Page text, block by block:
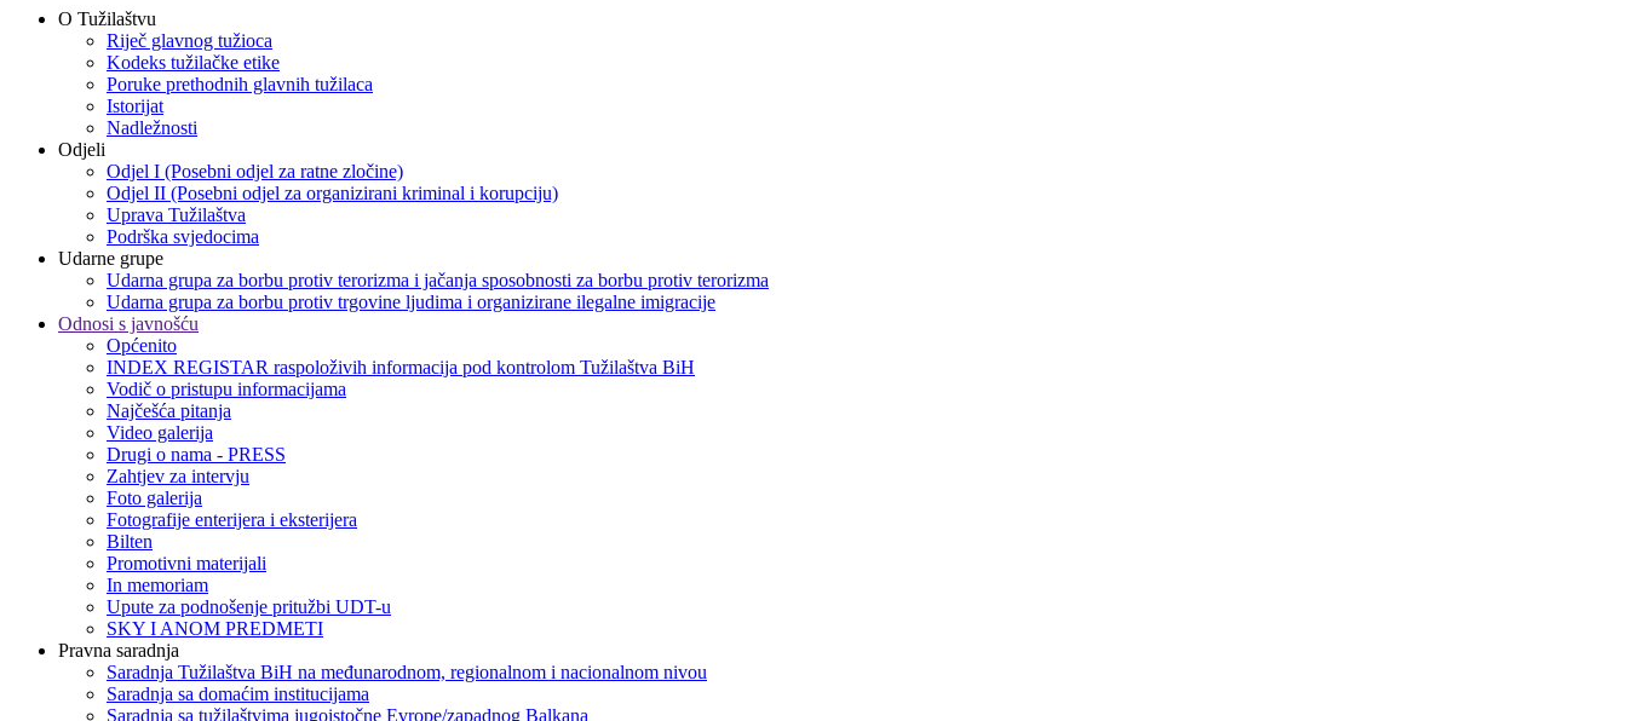
O Tužilaštvu
Riječ glavnog tužioca
Kodeks tužilačke etike
Poruke prethodnih glavnih tužilaca
Istorijat
Nadležnosti
Odjeli
Odjel I (Posebni odjel za ratne zločine)
Odjel II (Posebni odjel za organizirani kriminal i korupciju)
Uprava Tužilaštva
Podrška svjedocima
Udarne grupe
Udarna grupa za borbu protiv terorizma i jačanja sposobnosti za borbu protiv terorizma
Udarna grupa za borbu protiv trgovine ljudima i organizirane ilegalne imigracije
Odnosi s javnošću
Općenito
INDEX REGISTAR raspoloživih informacija pod kontrolom Tužilaštva BiH
Vodič o pristupu informacijama
Najčešća pitanja
Video galerija
Drugi o nama - PRESS
Zahtjev za intervju
Foto galerija
Fotografije enterijera i eksterijera
Bilten
Promotivni materijali
In memoriam
Upute za podnošenje pritužbi UDT-u
SKY I ANOM PREDMETI
Pravna saradnja
Saradnja Tužilaštva BiH na međunarodnom, regionalnom i nacionalnom nivou
Saradnja sa domaćim institucijama
Saradnja sa tužilaštvima jugoistočne Evrope/zapadnog Balkana